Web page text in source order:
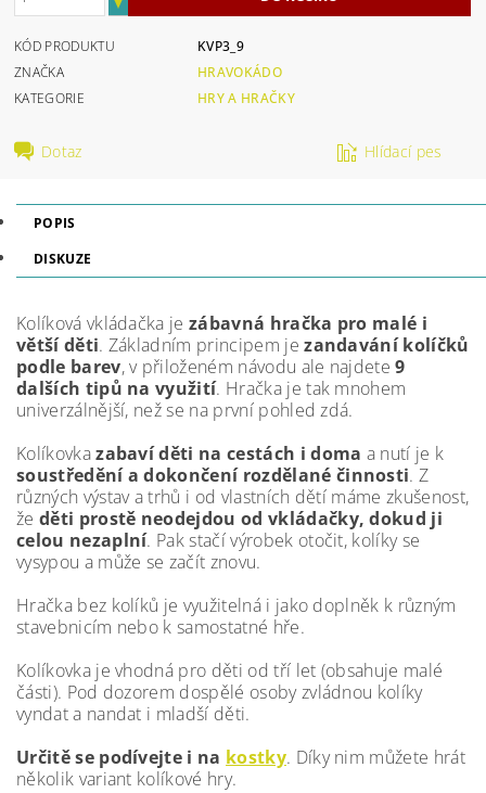
KÓD PRODUKTU
KVP3_9
ZNAČKA
HRAVOKÁDO
KATEGORIE
HRY A HRAČKY
Dotaz Hlídací pes
POPIS
DISKUZE
Kolíková vkládačka jezábavná hračka pro malé i
větší děti. Základním principem jezandavání kolíčků
podle barev, v přiloženém návodu ale najdete9
dalších tipů na využití. Hračka je tak mnohem
univerzálnější, než se na první pohled zdá.
Kolíkovkazabaví děti na cestách i doma a nutí je k
soustředění a dokončení rozdělané činnosti. Z
různých výstav a trhů i od vlastních dětí máme zkušenost,
že děti prostě neodejdou od vkládačky, dokud ji
celou nezaplní. Pak stačí výrobek otočit, kolíky se
vysypou a může se začít znovu.
Hračka bez kolíků je využitelná i jako doplněk k různým
stavebnicím nebo k samostatné hře.
Kolíkovka je vhodná pro děti od tří let (obsahuje malé
části). Pod dozorem dospělé osoby zvládnou kolíky
vyndat a nandat i mladší děti.
Určitě se podívejte i na kostky. Díky nim můžete hrát
několik variant kolíkové hry.